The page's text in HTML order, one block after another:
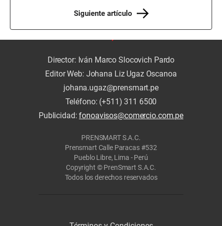
Siguiente artículo
Director: Iván Marco Slocovich Pardo
Editor Web: Johana Liz Ugaz Oscanoa
johana.ugaz@prensmart.pe
Teléfono: (+511) 311 6500
Publicidad:fonoavisos@comercio.com.pe
PRENSMART S.A.C.
Prensmart Calle Paracas #532
Pueblo Libre, Lima - Perú
Copyright © PrenSmart S.A.C.
Todos los derechos reservados